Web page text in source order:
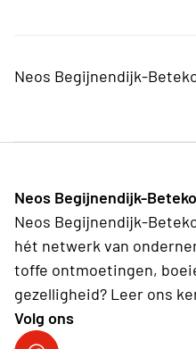
Neos Begijnendijk-
Neos Begijnendijk-
Neos Begijnendijk-
hét netwerk van
toffe ontmoetingen,
gezelligheid? Leer ons
Volg ons